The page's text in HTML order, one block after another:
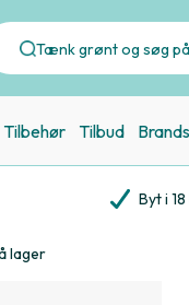
Tilbehør Tilbud Brands
Byt i
lager